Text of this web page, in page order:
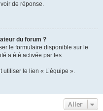
de réponse.
du forum ?
le formulaire disponible sur le
a été activée par les
utiliser le lien « L’équipe ».
Aller